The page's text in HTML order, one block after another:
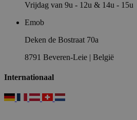
Vrijdag van 9u - 12u & 14u - 15u
Emob
Deken de Bostraat 70a
8791 Beveren-Leie | België
Internationaal